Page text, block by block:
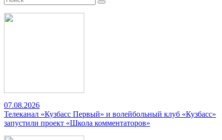
07.08.2026
Телеканал «Кузбасс Первый» и волейбольный клуб «Кузбасс»
запустили проект «Школа комментаторов»